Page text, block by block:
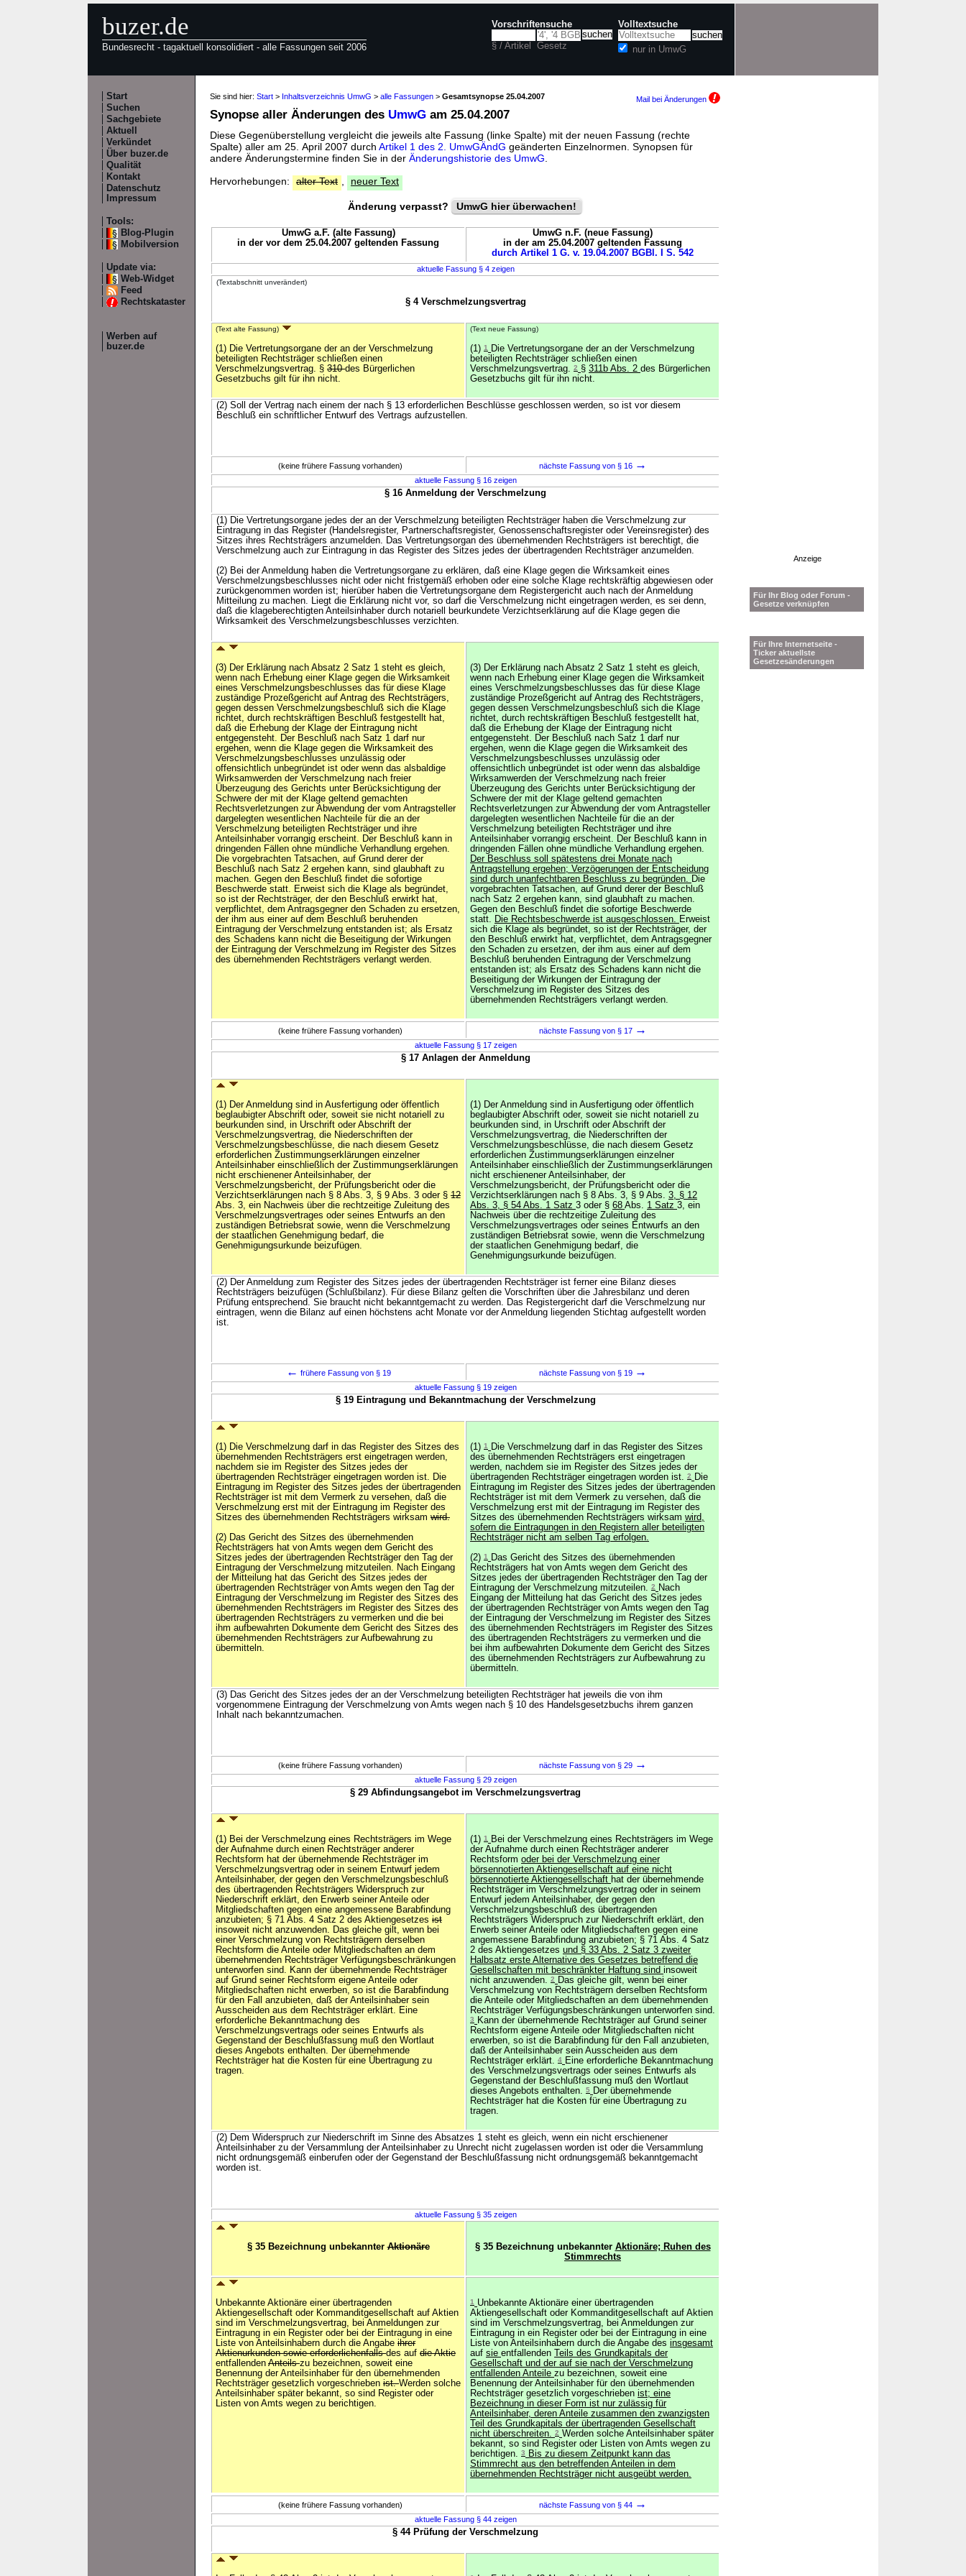
buzer.de
Bundesrecht - tagaktuell konsolidiert - alle Fassungen seit 2006
Vorschriftensuche
§ / Artikel Gesetz
Volltextsuche
nur in UmwG
Start
Suchen
Sachgebiete
Aktuell
Verkündet
Über buzer.de
Qualität
Kontakt
Datenschutz
Impressum
Tools:
Blog-Plugin
Mobilversion
Update via:
Web-Widget
Feed
Rechtskataster
Werben auf
buzer.de
Sie sind hier: Start > Inhaltsverzeichnis UmwG > alle Fassungen > Gesamtsynopse 25.04.2007 Mail bei Änderungen
Synopse aller Änderungen des UmwG am 25.04.2007
Diese Gegenüberstellung vergleicht die jeweils alte Fassung (linke Spalte) mit der neuen Fassung (rechte
Spalte) aller am 25. April 2007 durch Artikel 1 des 2. UmwGÄndG geänderten Einzelnormen. Synopsen für
andere Änderungstermine finden Sie in der Änderungshistorie des UmwG
Hervorhebungen:
alter Text neuer Text
Änderung verpasst? UmwG hier überwachen!
UmwG a.F. (alte Fassung)
in der vor dem 25.04.2007 geltenden Fassung
UmwG n.F. (neue Fassung)
in der am 25.04.2007 geltenden Fassung
durch Artikel 1 G. v. 19.04.2007 BGBl. I S. 542
aktuelle Fassung § 4 zeigen
(Textabschnitt unverändert)
§ 4 Verschmelzungsvertrag
(Text alte Fassung)
(1) Die Vertretungsorgane der an der Verschmelzung
beteiligten Rechtsträger schließen einen
Verschmelzungsvertrag. § 310des Bürgerlichen
Gesetzbuchs gilt für ihn nicht.
(Text neue Fassung)
(1) 1
Die Vertretungsorgane der an der Verschmelzung
beteiligten Rechtsträger schließen einen
Verschmelzungsvertrag. 2 § 311b Abs. 2 des Bürgerlichen
Gesetzbuchs gilt für ihn nicht.
(2) Soll der Vertrag nach einem der nach § 13 erforderlichen Beschlüsse geschlossen werden, so ist vor diesem
Beschluß ein schriftlicher Entwurf des Vertrags aufzustellen.
(keine frühere Fassung vorhanden) nächste Fassung von § 16 →
aktuelle Fassung § 16 zeigen
§ 16 Anmeldung der Verschmelzung
(1) Die Vertretungsorgane jedes der an der Verschmelzung beteiligten Rechtsträger haben die Verschmelzung zur
Eintragung in das Register (Handelsregister, Partnerschaftsregister, Genossenschaftsregister oder Vereinsregister) des
Sitzes ihres Rechtsträgers anzumelden. Das Vertretungsorgan des übernehmenden Rechtsträgers ist berechtigt, die
Verschmelzung auch zur Eintragung in das Register des Sitzes jedes der übertragenden Rechtsträger anzumelden.
(2) Bei der Anmeldung haben die Vertretungsorgane zu erklären, daß eine Klage gegen die Wirksamkeit eines
Verschmelzungsbeschlusses nicht oder nicht fristgemäß erhoben oder eine solche Klage rechtskräftig abgewiesen oder
zurückgenommen worden ist; hierüber haben die Vertretungsorgane dem Registergericht auch nach der Anmeldung
Mitteilung zu machen. Liegt die Erklärung nicht vor, so darf die Verschmelzung nicht eingetragen werden, es sei denn,
daß die klageberechtigten Anteilsinhaber durch notariell beurkundete Verzichtserklärung auf die Klage gegen die
Wirksamkeit des Verschmelzungsbeschlusses verzichten.
(3) Der Erklärung nach Absatz 2 Satz 1 steht es gleich,
wenn nach Erhebung einer Klage gegen die Wirksamkeit
eines Verschmelzungsbeschlusses das für diese Klage
zuständige Prozeßgericht auf Antrag des Rechtsträgers,
gegen dessen Verschmelzungsbeschluß sich die Klage
richtet, durch rechtskräftigen Beschluß festgestellt hat,
daß die Erhebung der Klage der Eintragung nicht
entgegensteht. Der Beschluß nach Satz 1 darf nur
ergehen, wenn die Klage gegen die Wirksamkeit des
Verschmelzungsbeschlusses unzulässig oder
offensichtlich unbegründet ist oder wenn das alsbaldige
Wirksamwerden der Verschmelzung nach freier
Überzeugung des Gerichts unter Berücksichtigung der
Schwere der mit der Klage geltend gemachten
Rechtsverletzungen zur Abwendung der vom Antragsteller
dargelegten wesentlichen Nachteile für die an der
Verschmelzung beteiligten Rechtsträger und ihre
Anteilsinhaber vorrangig erscheint. Der Beschluß kann in
dringenden Fällen ohne mündliche Verhandlung ergehen.
Die vorgebrachten Tatsachen, auf Grund derer der
Beschluß nach Satz 2 ergehen kann, sind glaubhaft zu
machen. Gegen den Beschluß findet die sofortige
Beschwerde statt. Erweist sich die Klage als begründet,
so ist der Rechtsträger, der den Beschluß erwirkt hat,
verpflichtet, dem Antragsgegner den Schaden zu ersetzen,
der ihm aus einer auf dem Beschluß beruhenden
Eintragung der Verschmelzung entstanden ist; als Ersatz
des Schadens kann nicht die Beseitigung der Wirkungen
der Eintragung der Verschmelzung im Register des Sitzes
des übernehmenden Rechtsträgers verlangt werden.
(3) Der Erklärung nach Absatz 2 Satz 1 steht es gleich,
wenn nach Erhebung einer Klage gegen die Wirksamkeit
eines Verschmelzungsbeschlusses das für diese Klage
zuständige Prozeßgericht auf Antrag des Rechtsträgers,
gegen dessen Verschmelzungsbeschluß sich die Klage
richtet, durch rechtskräftigen Beschluß festgestellt hat,
daß die Erhebung der Klage der Eintragung nicht
entgegensteht. Der Beschluß nach Satz 1 darf nur
ergehen, wenn die Klage gegen die Wirksamkeit des
Verschmelzungsbeschlusses unzulässig oder
offensichtlich unbegründet ist oder wenn das alsbaldige
Wirksamwerden der Verschmelzung nach freier
Überzeugung des Gerichts unter Berücksichtigung der
Schwere der mit der Klage geltend gemachten
Rechtsverletzungen zur Abwendung der vom Antragsteller
dargelegten wesentlichen Nachteile für die an der
Verschmelzung beteiligten Rechtsträger und ihre
Anteilsinhaber vorrangig erscheint. Der Beschluß kann in
dringenden Fällen ohne mündliche Verhandlung ergehen.
Der Beschluss soll spätestens drei Monate nach
Antragstellung ergehen; Verzögerungen der Entscheidung
sind durch unanfechtbaren Beschluss zu begründen. Die
vorgebrachten Tatsachen, auf Grund derer der Beschluß
nach Satz 2 ergehen kann, sind glaubhaft zu machen.
Gegen den Beschluß findet die sofortige Beschwerde
statt. Die Rechtsbeschwerde ist ausgeschlossen. Erweist
sich die Klage als begründet, so ist der Rechtsträger, der
den Beschluß erwirkt hat, verpflichtet, dem Antragsgegner
den Schaden zu ersetzen, der ihm aus einer auf dem
Beschluß beruhenden Eintragung der Verschmelzung
entstanden ist; als Ersatz des Schadens kann nicht die
Beseitigung der Wirkungen der Eintragung der
Verschmelzung im Register des Sitzes des
übernehmenden Rechtsträgers verlangt werden.
(keine frühere Fassung vorhanden) nächste Fassung von § 17 →
aktuelle Fassung § 17 zeigen
§ 17 Anlagen der Anmeldung
(1) Der Anmeldung sind in Ausfertigung oder öffentlich
beglaubigter Abschrift oder, soweit sie nicht notariell zu
beurkunden sind, in Urschrift oder Abschrift der
Verschmelzungsvertrag, die Niederschriften der
Verschmelzungsbeschlüsse, die nach diesem Gesetz
erforderlichen Zustimmungserklärungen einzelner
Anteilsinhaber einschließlich der Zustimmungserklärungen
nicht erschienener Anteilsinhaber, der
Verschmelzungsbericht, der Prüfungsbericht oder die
Verzichtserklärungen nach § 8 Abs. 3, § 9 Abs. 3 oder § 12
Abs. 3, ein Nachweis über die rechtzeitige Zuleitung des
Verschmelzungsvertrages oder seines Entwurfs an den
zuständigen Betriebsrat sowie, wenn die Verschmelzung
der staatlichen Genehmigung bedarf, die
Genehmigungsurkunde beizufügen.
(1) Der Anmeldung sind in Ausfertigung oder öffentlich
beglaubigter Abschrift oder, soweit sie nicht notariell zu
beurkunden sind, in Urschrift oder Abschrift der
Verschmelzungsvertrag, die Niederschriften der
Verschmelzungsbeschlüsse, die nach diesem Gesetz
erforderlichen Zustimmungserklärungen einzelner
Anteilsinhaber einschließlich der Zustimmungserklärungen
nicht erschienener Anteilsinhaber, der
Verschmelzungsbericht, der Prüfungsbericht oder die
Verzichtserklärungen nach § 8 Abs. 3, § 9 Abs. 3, § 12
Abs. 3, § 54 Abs. 1 Satz 3 oder § 68 Abs. 1 Satz 3, ein
Nachweis über die rechtzeitige Zuleitung des
Verschmelzungsvertrages oder seines Entwurfs an den
zuständigen Betriebsrat sowie, wenn die Verschmelzung
der staatlichen Genehmigung bedarf, die
Genehmigungsurkunde beizufügen.
(2) Der Anmeldung zum Register des Sitzes jedes der übertragenden Rechtsträger ist ferner eine Bilanz dieses
Rechtsträgers beizufügen (Schlußbilanz). Für diese Bilanz gelten die Vorschriften über die Jahresbilanz und deren
Prüfung entsprechend. Sie braucht nicht bekanntgemacht zu werden. Das Registergericht darf die Verschmelzung nur
eintragen, wenn die Bilanz auf einen höchstens acht Monate vor der Anmeldung liegenden Stichtag aufgestellt worden
ist.
← frühere Fassung von § 19 nächste Fassung von § 19 →
aktuelle Fassung § 19 zeigen
§ 19 Eintragung und Bekanntmachung der Verschmelzung
(1) Die Verschmelzung darf in das Register des Sitzes des
übernehmenden Rechtsträgers erst eingetragen werden,
nachdem sie im Register des Sitzes jedes der
übertragenden Rechtsträger eingetragen worden ist. Die
Eintragung im Register des Sitzes jedes der übertragenden
Rechtsträger ist mit dem Vermerk zu versehen, daß die
Verschmelzung erst mit der Eintragung im Register des
Sitzes des übernehmenden Rechtsträgers wirksam wird.
(2) Das Gericht des Sitzes des übernehmenden
Rechtsträgers hat von Amts wegen dem Gericht des
Sitzes jedes der übertragenden Rechtsträger den Tag der
Eintragung der Verschmelzung mitzuteilen. Nach Eingang
der Mitteilung hat das Gericht des Sitzes jedes der
übertragenden Rechtsträger von Amts wegen den Tag der
Eintragung der Verschmelzung im Register des Sitzes des
übernehmenden Rechtsträgers im Register des Sitzes des
übertragenden Rechtsträgers zu vermerken und die bei
ihm aufbewahrten Dokumente dem Gericht des Sitzes des
übernehmenden Rechtsträgers zur Aufbewahrung zu
übermitteln.
(1) 1
Die Verschmelzung darf in das Register des Sitzes
des übernehmenden Rechtsträgers erst eingetragen
werden, nachdem sie im Register des Sitzes jedes der
übertragenden Rechtsträger eingetragen worden ist. 2
Die
Eintragung im Register des Sitzes jedes der übertragenden
Rechtsträger ist mit dem Vermerk zu versehen, daß die
Verschmelzung erst mit der Eintragung im Register des
Sitzes des übernehmenden Rechtsträgers wirksam wird,
sofern die Eintragungen in den Registern aller beteiligten
Rechtsträger nicht am selben Tag erfolgen.
(2) 1
Das Gericht des Sitzes des übernehmenden
Rechtsträgers hat von Amts wegen dem Gericht des
Sitzes jedes der übertragenden Rechtsträger den Tag der
Eintragung der Verschmelzung mitzuteilen. 2
Nach
Eingang der Mitteilung hat das Gericht des Sitzes jedes
der übertragenden Rechtsträger von Amts wegen den Tag
der Eintragung der Verschmelzung im Register des Sitzes
des übernehmenden Rechtsträgers im Register des Sitzes
des übertragenden Rechtsträgers zu vermerken und die
bei ihm aufbewahrten Dokumente dem Gericht des Sitzes
des übernehmenden Rechtsträgers zur Aufbewahrung zu
übermitteln.
(3) Das Gericht des Sitzes jedes der an der Verschmelzung beteiligten Rechtsträger hat jeweils die von ihm
vorgenommene Eintragung der Verschmelzung von Amts wegen nach § 10 des Handelsgesetzbuchs ihrem ganzen
Inhalt nach bekanntzumachen.
(keine frühere Fassung vorhanden) nächste Fassung von § 29 →
aktuelle Fassung § 29 zeigen
§ 29 Abfindungsangebot im Verschmelzungsvertrag
(1) Bei der Verschmelzung eines Rechtsträgers im Wege
der Aufnahme durch einen Rechtsträger anderer
Rechtsform hat der übernehmende Rechtsträger im
Verschmelzungsvertrag oder in seinem Entwurf jedem
Anteilsinhaber, der gegen den Verschmelzungsbeschluß
des übertragenden Rechtsträgers Widerspruch zur
Niederschrift erklärt, den Erwerb seiner Anteile oder
Mitgliedschaften gegen eine angemessene Barabfindung
anzubieten; § 71 Abs. 4 Satz 2 des Aktiengesetzes ist
insoweit nicht anzuwenden. Das gleiche gilt, wenn bei
einer Verschmelzung von Rechtsträgern derselben
Rechtsform die Anteile oder Mitgliedschaften an dem
übernehmenden Rechtsträger Verfügungsbeschränkungen
unterworfen sind. Kann der übernehmende Rechtsträger
auf Grund seiner Rechtsform eigene Anteile oder
Mitgliedschaften nicht erwerben, so ist die Barabfindung
für den Fall anzubieten, daß der Anteilsinhaber sein
Ausscheiden aus dem Rechtsträger erklärt. Eine
erforderliche Bekanntmachung des
Verschmelzungsvertrags oder seines Entwurfs als
Gegenstand der Beschlußfassung muß den Wortlaut
dieses Angebots enthalten. Der übernehmende
Rechtsträger hat die Kosten für eine Übertragung zu
tragen.
(1) 1
Bei der Verschmelzung eines Rechtsträgers im Wege
der Aufnahme durch einen Rechtsträger anderer
Rechtsform oder bei der Verschmelzung einer
börsennotierten Aktiengesellschaft auf eine nicht
börsennotierte Aktiengesellschaft hat der übernehmende
Rechtsträger im Verschmelzungsvertrag oder in seinem
Entwurf jedem Anteilsinhaber, der gegen den
Verschmelzungsbeschluß des übertragenden
Rechtsträgers Widerspruch zur Niederschrift erklärt, den
Erwerb seiner Anteile oder Mitgliedschaften gegen eine
angemessene Barabfindung anzubieten; § 71 Abs. 4 Satz
2 des Aktiengesetzes und § 33 Abs. 2 Satz 3 zweiter
Halbsatz erste Alternative des Gesetzes betreffend die
Gesellschaften mit beschränkter Haftung sind insoweit
nicht anzuwenden. 2
Das gleiche gilt, wenn bei einer
Verschmelzung von Rechtsträgern derselben Rechtsform
die Anteile oder Mitgliedschaften an dem übernehmenden
Rechtsträger Verfügungsbeschränkungen unterworfen sind.
3
Kann der übernehmende Rechtsträger auf Grund seiner
Rechtsform eigene Anteile oder Mitgliedschaften nicht
erwerben, so ist die Barabfindung für den Fall anzubieten,
daß der Anteilsinhaber sein Ausscheiden aus dem
Rechtsträger erklärt. 4 Eine erforderliche Bekanntmachung
des Verschmelzungsvertrags oder seines Entwurfs als
Gegenstand der Beschlußfassung muß den Wortlaut
dieses Angebots enthalten. 5 Der übernehmende
Rechtsträger hat die Kosten für eine Übertragung zu
tragen.
(2) Dem Widerspruch zur Niederschrift im Sinne des Absatzes 1 steht es gleich, wenn ein nicht erschienener
Anteilsinhaber zu der Versammlung der Anteilsinhaber zu Unrecht nicht zugelassen worden ist oder die Versammlung
nicht ordnungsgemäß einberufen oder der Gegenstand der Beschlußfassung nicht ordnungsgemäß bekanntgemacht
worden ist.
aktuelle Fassung § 35 zeigen
§ 35 Bezeichnung unbekannterAktionäre § 35 Bezeichnung unbekannter Aktionäre; Ruhen des
Stimmrechts
Unbekannte Aktionäre einer übertragenden
Aktiengesellschaft oder Kommanditgesellschaft auf Aktien
sind im Verschmelzungsvertrag, bei Anmeldungen zur
Eintragung in ein Register oder bei der Eintragung in eine
Liste von Anteilsinhabern durch die Angabe ihrer
Aktienurkunden sowie erforderlichenfallsdes auf die Aktie
entfallenden Anteilszu bezeichnen, soweit eine
Benennung der Anteilsinhaber für den übernehmenden
Rechtsträger gesetzlich vorgeschrieben ist.Werden solche
Anteilsinhaber später bekannt, so sind Register oder
Listen von Amts wegen zu berichtigen.
1
Unbekannte Aktionäre einer übertragenden
Aktiengesellschaft oder Kommanditgesellschaft auf Aktien
sind im Verschmelzungsvertrag, bei Anmeldungen zur
Eintragung in ein Register oder bei der Eintragung in eine
Liste von Anteilsinhabern durch die Angabe des insgesamt
auf sie entfallenden
Teils des Grundkapitals der
Gesellschaft und der auf sie nach der Verschmelzung
entfallenden Anteile zu bezeichnen, soweit eine
Benennung der Anteilsinhaber für den übernehmenden
Rechtsträger gesetzlich vorgeschrieben ist; eine
Bezeichnung in dieser Form ist nur zulässig für
Anteilsinhaber, deren Anteile zusammen den zwanzigsten
Teil des Grundkapitals der übertragenden Gesellschaft
nicht überschreiten. 2 Werden solche Anteilsinhaber später
bekannt, so sind Register oder Listen von Amts wegen zu
berichtigen. 3
Bis zu diesem Zeitpunkt kann das
Stimmrecht aus den betreffenden Anteilen in dem
übernehmenden Rechtsträger nicht ausgeübt werden.
(keine frühere Fassung vorhanden) nächste Fassung von § 44 →
aktuelle Fassung § 44 zeigen
§ 44 Prüfung der Verschmelzung
Anzeige
Für Ihr Blog oder Forum -
Gesetze verknüpfen
Für Ihre Internetseite -
Ticker aktuellste
Gesetzesänderungen